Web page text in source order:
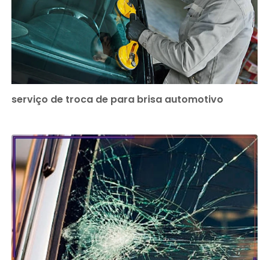
serviço de troca de para brisa automotivo